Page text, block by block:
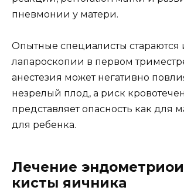
пневмонии у матери.
Опытные специалисты стараются
лапароскопии в первом
анестезия может негативно
незрелый плод, а риск
представляет опасность как для
для ребенка.
Лечение
кисты яичника